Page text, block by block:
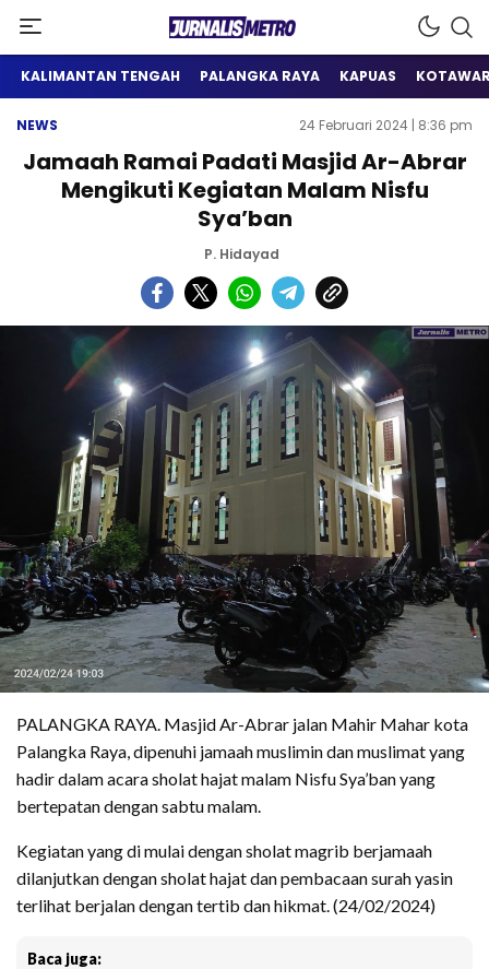
Jurnalis Metro
Satu Wadah Informasi
KALIMANTAN TENGAH PALANGKA RAYA KAPUAS
NEWS 24 Februari 2024 | 8:36 pm
Jamaah Ramai Padati Masjid Ar-Abrar
Mengikuti Kegiatan Malam Nisfu
Sya’ban
P. Hidayad
PALANGKA RAYA. Masjid Ar-Abrar jalan Mahir Mahar kota
Palangka Raya, dipenuhi jamaah muslimin dan muslimat yang
hadir dalam acara sholat hajat malam Nisfu Sya’ban yang
bertepatan dengan sabtu malam.
Kegiatan yang di mulai dengan sholat magrib berjamaah
dilanjutkan dengan sholat hajat dan pembacaan surah yasin
terlihat berjalan dengan tertib dan hikmat. (24/02/2024)
Baca juga: